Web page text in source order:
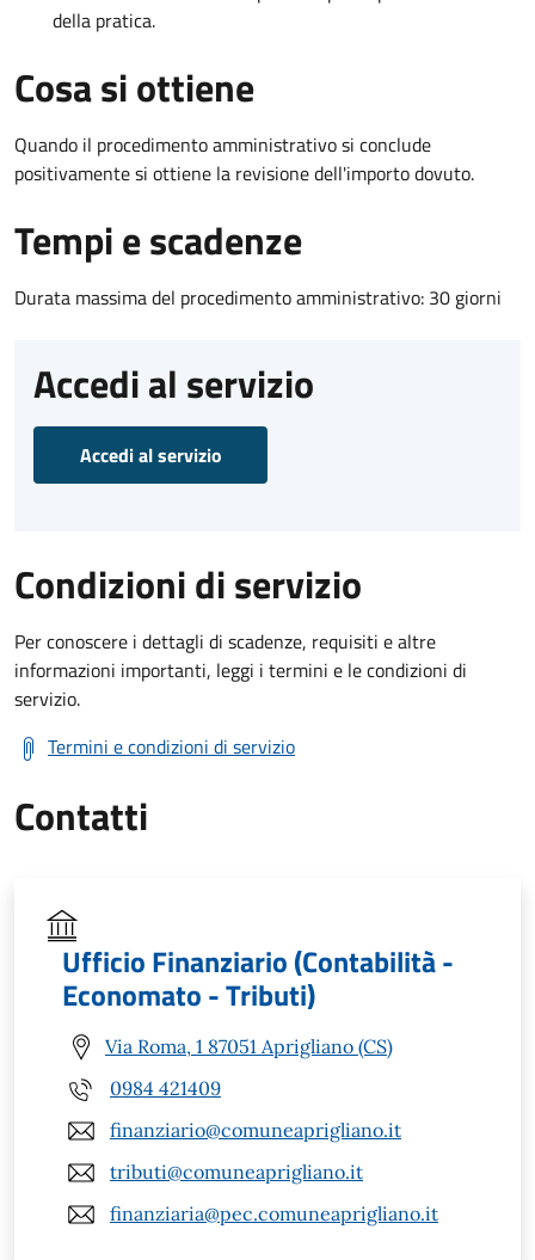
della pratica.
Cosa si ottiene
Quando il procedimento amministrativo si conclude
positivamente si ottiene la revisione dell'importo dovuto.
Tempi e scadenze
Durata massima del procedimento amministrativo: 30 giorni
Accedi al servizio
Accedi al servizio
Condizioni di servizio
Per conoscere i dettagli di scadenze, requisiti e altre
informazioni importanti, leggi i termini e le condizioni di
servizio.
Termini e condizioni di servizio
Contatti
Ufficio Finanziario (Contabilità -
Economato - Tributi)
Via Roma, 1 87051 Aprigliano (CS)
0984 421409
finanziario@comuneaprigliano.it
tributi@comuneaprigliano.it
finanziaria@pec.comuneaprigliano.it